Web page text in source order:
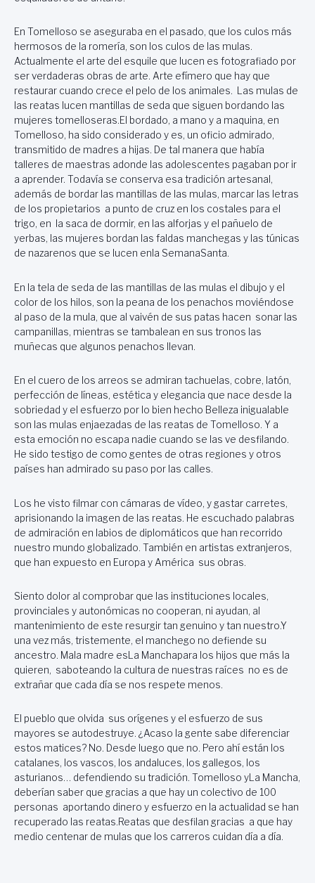
En Tomelloso se aseguraba en el pasado, que los culos más
hermosos de la romería, son los culos de las mulas.
Actualmente el arte del esquile que lucen es fotografiado por
ser verdaderas obras de arte. Arte efímero que hay que
restaurar cuando crece el pelo de los animales. Las mulas de
las reatas lucen mantillas de seda que siguen bordando las
mujeres tomelloseras.El bordado, a mano y a maquina, en
Tomelloso, ha sido considerado y es, un oficio admirado,
transmitido de madres a hijas. De tal manera que había
talleres de maestras adonde las adolescentes pagaban por ir
a aprender. Todavía se conserva esa tradición artesanal,
además de bordar las mantillas de las mulas, marcar las letras
de los propietarios a punto de cruz en los costales para el
trigo, en la saca de dormir, en las alforjas y el pañuelo de
yerbas, las mujeres bordan las faldas manchegas y las túnicas
de nazarenos que se lucen enla SemanaSanta.
En la tela de seda de las mantillas de las mulas el dibujo y el
color de los hilos, son la peana de los penachos moviéndose
al paso de la mula, que al vaivén de sus patas hacen sonar las
campanillas, mientras se tambalean en sus tronos las
muñecas que algunos penachos llevan.
En el cuero de los arreos se admiran tachuelas, cobre, latón,
perfección de líneas, estética y elegancia que nace desde la
sobriedad y el esfuerzo por lo bien hecho Belleza inigualable
son las mulas enjaezadas de las reatas de Tomelloso. Y a
esta emoción no escapa nadie cuando se las ve desfilando.
He sido testigo de como gentes de otras regiones y otros
países han admirado su paso por las calles.
Los he visto filmar con cámaras de vídeo, y gastar carretes,
aprisionando la imagen de las reatas. He escuchado palabras
de admiración en labios de diplomáticos que han recorrido
nuestro mundo globalizado. También en artistas extranjeros,
que han expuesto en Europa y América sus obras.
Siento dolor al comprobar que las instituciones locales,
provinciales y autonómicas no cooperan, ni ayudan, al
mantenimiento de este resurgir tan genuino y tan nuestro.Y
una vez más, tristemente, el manchego no defiende su
ancestro. Mala madre esLa Manchapara los hijos que más la
quieren, saboteando la cultura de nuestras raíces no es de
extrañar que cada día se nos respete menos.
El pueblo que olvida sus orígenes y el esfuerzo de sus
mayores se autodestruye. ¿Acaso la gente sabe diferenciar
estos matices? No. Desde luego que no. Pero ahí están los
catalanes, los vascos, los andaluces, los gallegos, los
asturianos… defendiendo su tradición. Tomelloso yLa Mancha,
deberían saber que gracias a que hay un colectivo de 100
personas aportando dinero y esfuerzo en la actualidad se han
recuperado las reatas.Reatas que desfilan gracias a que hay
medio centenar de mulas que los carreros cuidan día a día.